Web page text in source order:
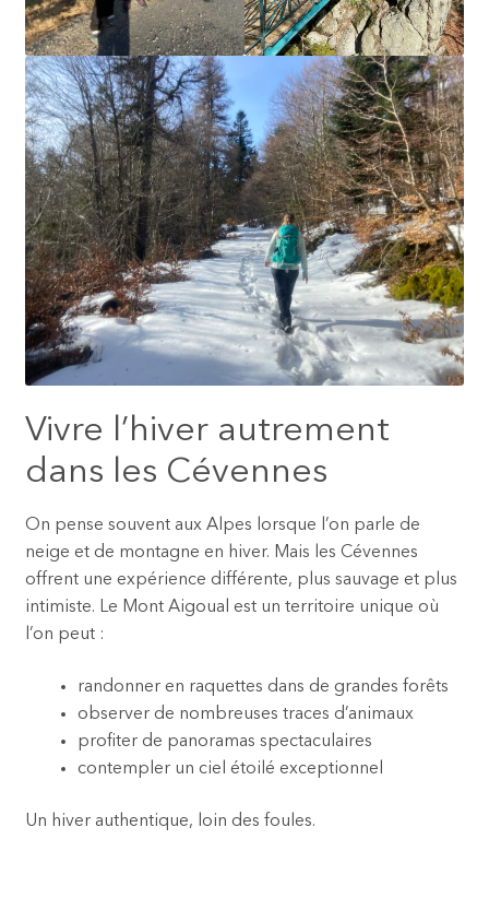
Vivre l’hiver autrement
dans les Cévennes
On pense souvent aux Alpes lorsque l’on parle de
neige et de montagne en hiver. Mais les Cévennes
offrent une expérience différente, plus sauvage et plus
intimiste. Le Mont Aigoual est un territoire unique où
l’on peut :
randonner en raquettes dans de grandes forêts
observer de nombreuses traces d’animaux
profiter de panoramas spectaculaires
contempler un ciel étoilé exceptionnel
Un hiver authentique, loin des foules.